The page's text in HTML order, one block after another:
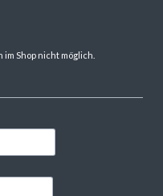
Shop nicht möglich.